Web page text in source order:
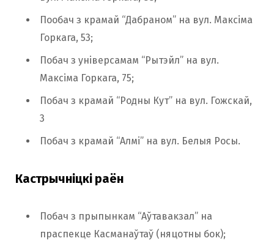
Пообач з крамай “Дабраном” на вул. Максіма
Горкага, 53;
Побач з універсамам “Рытэйл” на вул.
Максіма Горкага, 75;
Побач з крамай “Родны Кут” на вул. Гожскай,
3
Побач з крамай “Алмі” на вул. Белыя Росы.
Кастрычніцкі раён
Побач з прыпынкам “Аўтавакзал” на
праспекце Касманаўтаў (няцотны бок);